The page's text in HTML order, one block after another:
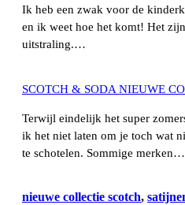
Ik heb een zwak voor de
en ik weet hoe het komt! Het
uitstraling.…
SCOTCH & SODA NIEUWE
Terwijl eindelijk het super
ik het niet laten om je toch wat
te schotelen. Sommige merken…
nieuwe collectie scotch,